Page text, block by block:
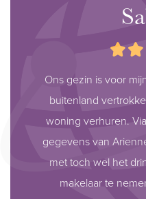
Ons gezin is voor
buitenland
woning verhuren.
gegevens van
met toch wel het
makelaar te